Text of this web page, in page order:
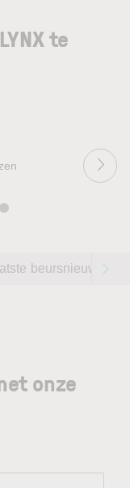
te
beursnieuws
onze